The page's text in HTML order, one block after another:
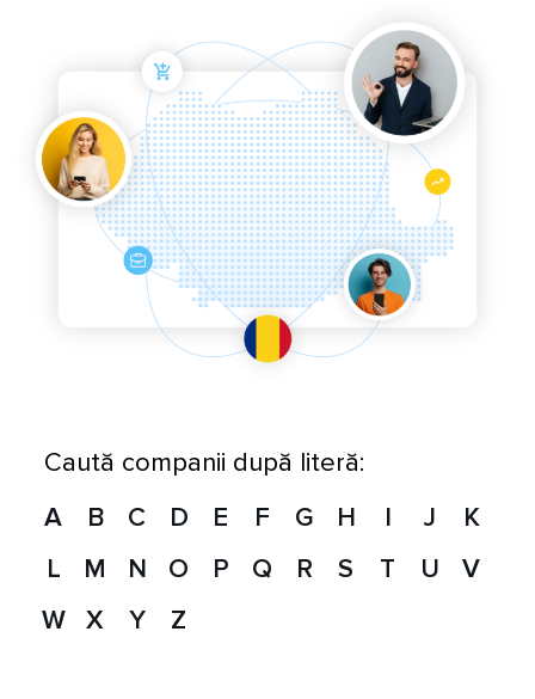
Caută companii după literă:
A
B C D E F G H I J
K
L
M N O P Q R S T U
V
W
X Y Z